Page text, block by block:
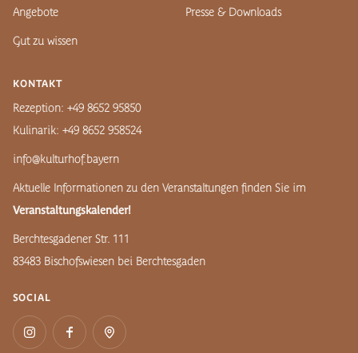
Angebote
Gut zu wissen
Presse & Downloads
KONTAKT
Rezeption: +49 8652 95850
Kulinarik: +49 8652 958524
info@kulturhof.bayern
Aktuelle Informationen zu den Veranstaltungen finden Sie im
Veranstaltungskalender!
Berchtesgadener Str. 111
83483 Bischofswiesen bei Berchtesgaden
SOCIAL